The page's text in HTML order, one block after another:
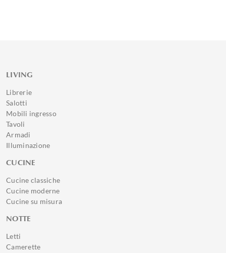
LIVING
Librerie
Salotti
Mobili ingresso
Tavoli
Armadi
Illuminazione
CUCINE
Cucine classiche
Cucine moderne
Cucine su misura
NOTTE
Letti
Camerette